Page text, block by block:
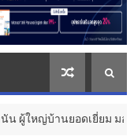
อบแหนบทองคำ “รางวัลเ